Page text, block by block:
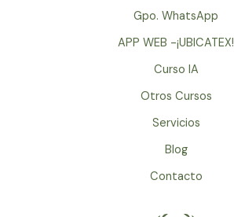
Gpo. WhatsApp
APP WEB -¡UBICATEX!
Curso IA
Otros Cursos
Servicios
Blog
Contacto